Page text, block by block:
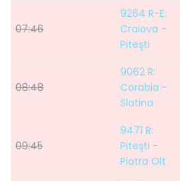
07:46
9264 R-E:
Craiova -
Piteşti
08:48
9062 R:
Corabia -
Slatina
09:45
9471 R:
Piteşti -
Piatra Olt